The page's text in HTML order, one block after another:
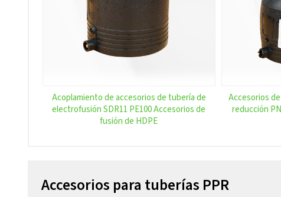
Acoplamiento de accesorios de tubería de
electrofusión SDR11 PE100 Accesorios de
fusión de HDPE
Accesorios
reducción
Accesorios para tuberías PPR